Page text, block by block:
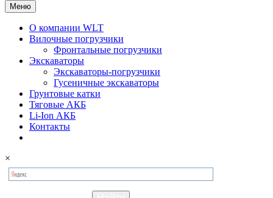
Меню
О компании WLT
Вилочные погрузчики
Фронтальные погрузчики
Экскаваторы
Экскаваторы-погрузчики
Гусеничные экскаваторы
Грунтовые катки
Тяговые АКБ
Li-Ion АКБ
Контакты
×